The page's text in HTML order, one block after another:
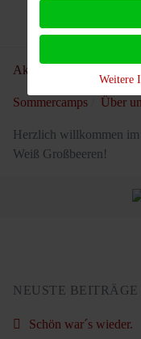
DTB-
Aktuelle Seite:
Sommercamps Über
Herzlich willkommen im
Weiß Großbeeren!
NEUSTE BEITRÄGE
Schön war´s wieder.
Weitere